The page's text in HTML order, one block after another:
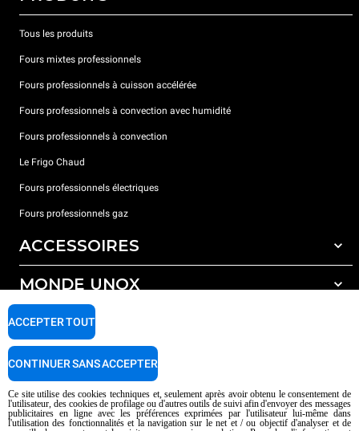
Tous les produits
Fours mixtes professionnels
Fours professionnels à cuisson accélérée
Fours professionnels à convection avec humidité
Fours professionnels à convection
Le Frigo Chaud
Fours professionnels électriques
Fours professionnels gaz
ACCESSOIRES
Tous les accessoires
Détergents pour lavage automatique
Détergents pour lavage manuel
Traitement de l'eau avec filtres à résine
MONDE UNOX
Nos bureaux dans le monde
SUPPORT
Garantie Unox
Trouver les Centres SAV
AI Content Disclaimer
Privacy policy Cookie policy
Ce site utilise des cookies techniques et, seulement après avoir obtenu le consentement de
l'utilisateur, des cookies de profilage ou d'autres outils de suivi afin d'envoyer des messages
publicitaires en ligne avec les préférences exprimées par l'utilisateur lui-même dans
l'utilisation des fonctionnalités et la navigation sur le net et / ou objectif d'analyser et de
ACCEPTER TOUT
CONTINUER SANS ACCEPTER